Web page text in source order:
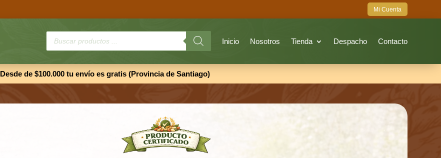
Mi Cuenta
Búsqueda
productos
Inicio Nosotros Tienda Despacho Contacto
Desde de $100.000 tu envío es gratis (Provincia de Santiago)